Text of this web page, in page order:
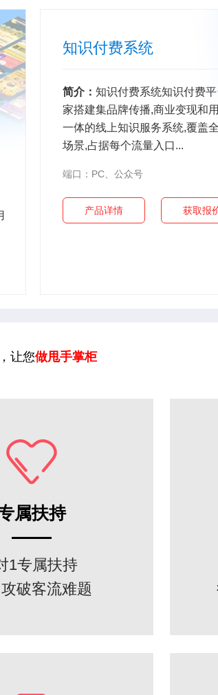
知识付费系统
简介： 知识付费系统知识付费
家搭建集品牌传播,商业变现和
一体的线上知识服务系统,覆盖
场景,占据每个流量入口...
端口：PC、公众号
产品详情 获取报
让您做甩手掌柜
属扶持
1专属扶持
破客流难题